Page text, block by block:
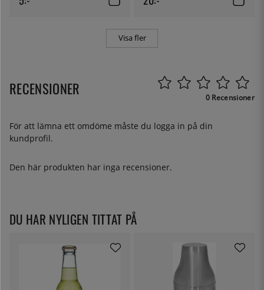
Visa fler
RECENSIONER 0 Recensioner
För att lämna ett omdöme måste du logga in på din
kundprofil.
Den här produkten har inga recensioner.
DU HAR NYLIGEN TITTAT PÅ